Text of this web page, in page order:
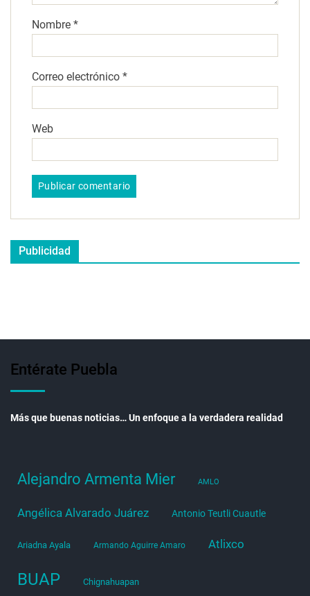
Nombre *
Correo electrónico *
Web
Publicidad
Entérate Puebla
Más que buenas noticias… Un enfoque a la verdadera realidad
Alejandro Armenta Mier AMLO
Angélica Alvarado Juárez Antonio Teutli Cuautle
Ariadna Ayala Armando Aguirre Amaro Atlixco
BUAP Chignahuapan